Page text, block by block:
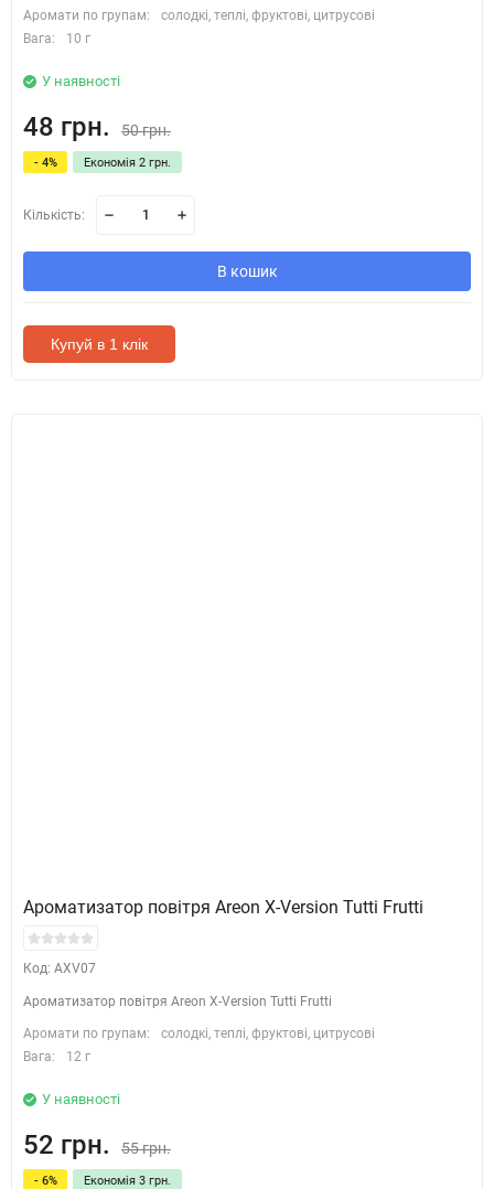
Аромати по групам:
солодкі, теплі, фруктові, цитрусові
Вага:
10 г
У наявності
48 грн. 50 грн.
- 4% Економія 2 грн.
Кількість:
В кошик
Купуй в 1 клік
Ароматизатор повітря Areon X-Version Tutti Frutti
Код: AXV07
Ароматизатор повітря Areon X-Version Tutti Frutti
Аромати по групам:
солодкі, теплі, фруктові, цитрусові
Вага:
12 г
У наявності
52 грн. 55 грн.
- 6% Економія 3 грн.